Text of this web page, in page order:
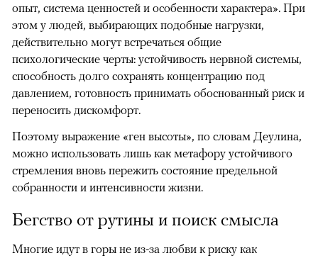
опыт, система ценностей и особенности характера». При
этом у людей, выбирающих подобные нагрузки,
действительно могут встречаться общие
психологические черты: устойчивость нервной системы,
способность долго сохранять концентрацию под
давлением, готовность принимать обоснованный риск и
переносить дискомфорт.
Поэтому выражение «ген высоты», по словам Деулина,
можно использовать лишь как метафору устойчивого
стремления вновь пережить состояние предельной
собранности и интенсивности жизни.
Бегство от рутины и поиск смысла
Многие идут в горы не из-за любви к риску как